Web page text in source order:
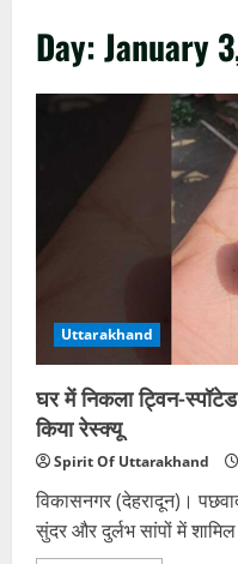
Day:January
Uttarakhand
घर में निकला ट्विन-
किया रेस्क्यू
Spirit Of Uttarakhand
विकासनगर (देहरादून)।
सुंदर और दुर्लभ सांपों में